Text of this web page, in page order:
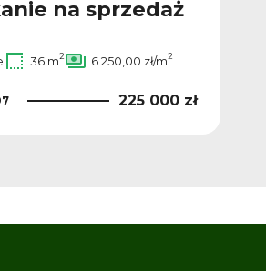
na sprzedaż
36 m2 6 250,00 zł/m2
225 000 zł